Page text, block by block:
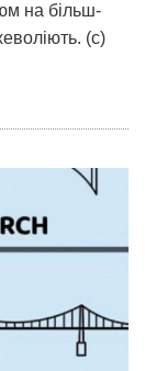
на більш-
(с)